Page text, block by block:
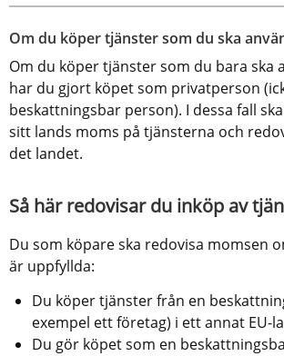
Om du köper tjänster som du ska
Om du köper tjänster som du bara ska
har du gjort köpet som privatperson
beskattningsbar person). I dessa fall
sitt lands moms på tjänsterna och
det landet.
Så här redovisar du inköp av
Du som köpare ska redovisa momsen
är uppfyllda:
Du köper tjänster från en
exempel ett företag) i ett annat EU-
Du gör köpet som en